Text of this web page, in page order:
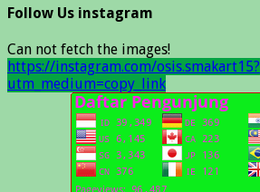
Follow Us instagram
Can not fetch the images!
https://instagram.com/osis.smakart15?
utm_medium=copy_link